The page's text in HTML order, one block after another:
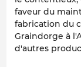
faveur du
fabrication du
Graindorge à
d'autres